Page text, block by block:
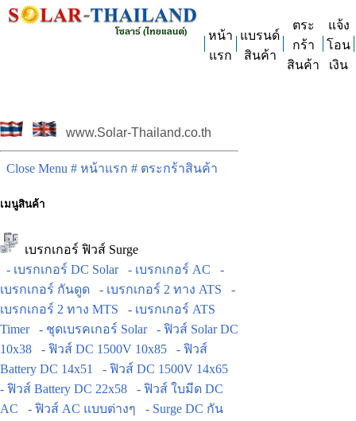
หน้า
แรก
แบรนด์
สินค้า
ตระ
กร้า
สินค้า
แจ้ง
โอน
เงิน
www.Solar-Thailand.co.th
Close Menu # หน้าแรก # ตระกร้าสินค้า
เมนูสินค้า
เบรกเกอร์ ฟิวส์ Surge
- เบรกเกอร์ DC Solar
- เบรกเกอร์ AC
-
เบรกเกอร์ กันดูด
- เบรกเกอร์ 2 ทาง ATS
-
เบรกเกอร์ 2 ทาง MTS
- เบรกเกอร์ ATS
Timer
- ชุดเบรคเกอร์ Solar
- ฟิวส์ Solar DC
10x38
- ฟิวส์ DC 1500V 10x85
- ฟิวส์
Battery DC 14x51
- ฟิวส์ DC 1500V 14x65
- ฟิวส์ Battery DC 22x58
- ฟิวส์ ใบมีด DC
AC
- ฟิวส์ AC แบบต่างๆ
- Surge DC กัน